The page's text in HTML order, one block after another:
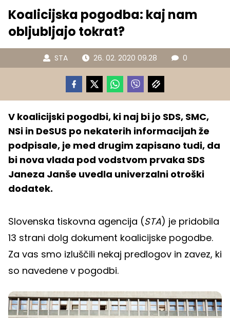
Koalicijska pogodba: kaj nam
obljubljajo tokrat?
STA 26. 02. 2020 09.28 0
V koalicijski pogodbi, ki naj bi jo SDS, SMC,
NSi in DeSUS po nekaterih informacijah že
podpisale, je med drugim zapisano tudi, da
bi nova vlada pod vodstvom prvaka SDS
Janeza Janše uvedla univerzalni otroški
dodatek.
Slovenska tiskovna agencija (STA) je pridobila
13 strani dolg dokument koalicijske pogodbe.
Za vas smo izluščili nekaj predlogov in zavez, ki
so navedene v pogodbi.